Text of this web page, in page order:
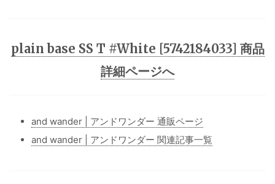
plain base SS T #White [5742184033] 商品
詳細ページへ
and wander | アンドワンダー 通販ページ
and wander | アンドワンダー 関連記事一覧